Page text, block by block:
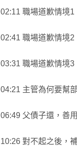
02:11 職場道歉情境
02:41 職場道歉情境
03:31 職場道歉情境
04:21 主管為何要幫
06:49 父債子還，善
10:26 對不起之後，